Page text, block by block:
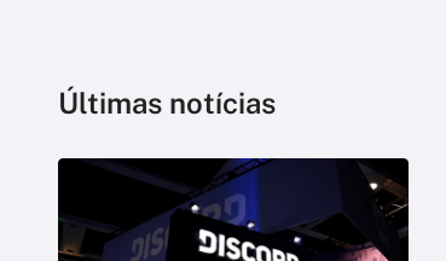
Últimas notícias